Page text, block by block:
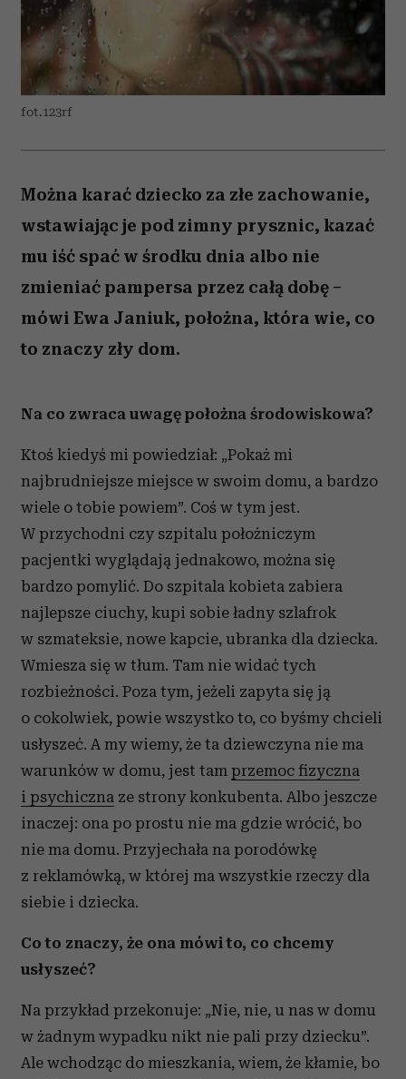
fot.123rf
Można karać dziecko za złe zachowanie,
wstawiając je pod zimny prysznic, kazać
mu iść spać w środku dnia albo nie
zmieniać pampersa przez całą dobę –
mówi Ewa Janiuk, położna, która wie, co
to znaczy zły dom.
Na co zwraca uwagę położna środowiskowa?
Ktoś kiedyś mi powiedział: „Pokaż mi
najbrudniejsze miejsce w swoim domu, a bardzo
wiele o tobie powiem”. Coś w tym jest.
W przychodni czy szpitalu położniczym
pacjentki wyglądają jednakowo, można się
bardzo pomylić. Do szpitala kobieta zabiera
najlepsze ciuchy, kupi sobie ładny szlafrok
w szmateksie, nowe kapcie, ubranka dla dziecka.
Wmiesza się w tłum. Tam nie widać tych
rozbieżności. Poza tym, jeżeli zapyta się ją
o cokolwiek, powie wszystko to, co byśmy chcieli
usłyszeć. A my wiemy, że ta dziewczyna nie ma
warunków w domu, jest tam przemoc fizyczna
i psychiczna ze strony konkubenta. Albo jeszcze
inaczej: ona po prostu nie ma gdzie wrócić, bo
nie ma domu. Przyjechała na porodówkę
z reklamówką, w której ma wszystkie rzeczy dla
siebie i dziecka.
Co to znaczy, że ona mówi to, co chcemy
usłyszeć?
Na przykład przekonuje: „Nie, nie, u nas w domu
w żadnym wypadku nikt nie pali przy dziecku”.
Ale wchodząc do mieszkania, wiem, że kłamie, bo